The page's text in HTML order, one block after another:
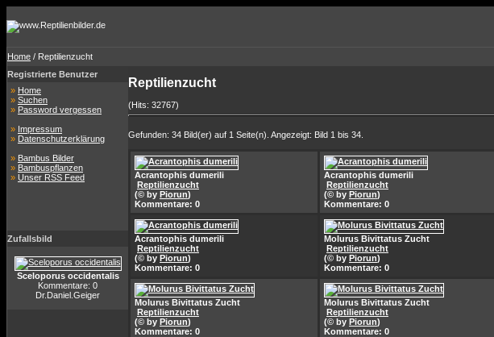
Home / Reptilienzucht
Registrierte Benutzer
» Home
» Suchen
» Password vergessen
» Impressum
» Datenschutzerklärung
» Bambus Bilder
» Bambuspflanzen
» Unser RSS Feed
Zufallsbild
Sceloporus occidentalis
Kommentare: 0
Dr.Daniel.Geiger
Reptilienzucht
(Hits: 32767)
Gefunden: 34 Bild(er) auf 1 Seite(n). Angezeigt: Bild 1 bis 34.
Acrantophis dumerili
Reptilienzucht
(© by Piorun)
Kommentare: 0
Acrantophis dumerili
Reptilienzucht
(© by Piorun)
Kommentare: 0
Acrantophis dumerili
Reptilienzucht
(© by Piorun)
Kommentare: 0
Molurus Bivittatus Zucht
Reptilienzucht
(© by Piorun)
Kommentare: 0
Molurus Bivittatus Zucht
Reptilienzucht
(© by Piorun)
Kommentare: 0
Molurus Bivittatus Zucht
Reptilienzucht
(© by Piorun)
Kommentare: 0